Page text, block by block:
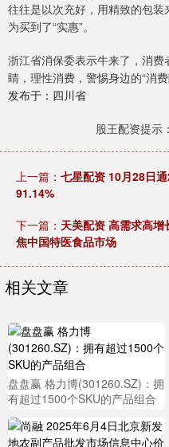
往往是以次充好，用精致的包装
为买到了“实惠”。
浙江省消保委表示牛来了，消费
睛，理性消费，警惕身边的“消费
发布于：四川省
股王配资提示
上一篇： 七星配资 10月28日
91.14%
下一篇： 天美配资 高需求高
焦中国特医食品市场
相关文章
盘盘赢 格力博(301260.SZ)：拥
有超过1500个SKU的产品组合